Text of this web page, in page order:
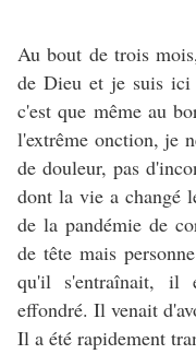
Au bout de trois
de Dieu et je suis
c'est que même au
l'extrême onction, je
de douleur, pas
dont la vie a changé
de la pandémie de
de tête mais
qu'il s'entraînait, il
effondré. Il venait
Il a été rapidement